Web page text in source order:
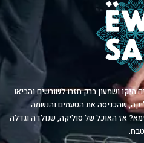
ושמעון ברק חזרו לשורשים והביאו
שהכניסה את הטעמים והנשמה
אז האוכל של סוליקה, שנולדה וגדלה